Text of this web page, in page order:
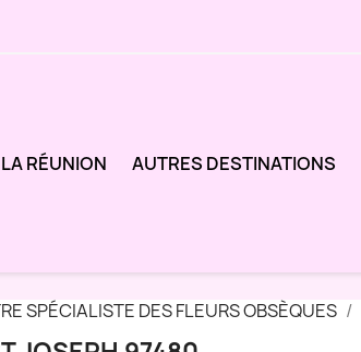
RÉUNION AUTRES DESTINATIONS
SPÉCIALISTE DES FLEURS OBSÈQUES